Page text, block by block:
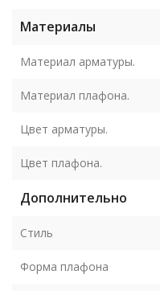
Материалы
Материал арматуры.
Материал плафона.
Цвет арматуры.
Цвет плафона.
Дополнительно
Стиль
Форма плафона